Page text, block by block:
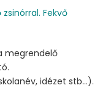
Fekvő
megrendelő
idézet stb…).